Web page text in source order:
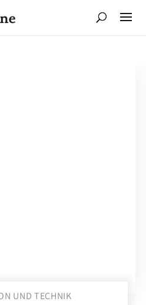
UND TECHNIK